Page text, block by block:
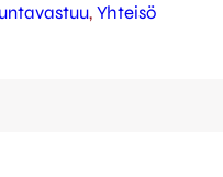
Taipaleen välinen
, Yhteisö